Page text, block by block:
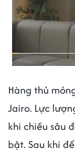
Hàng thủ
Jairo. Lực
khi chiều sâu
bật. Sau khi